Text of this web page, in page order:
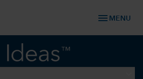
menu MENU